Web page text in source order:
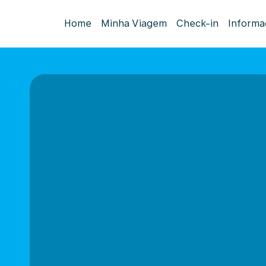
Home Minha Viagem Check-in